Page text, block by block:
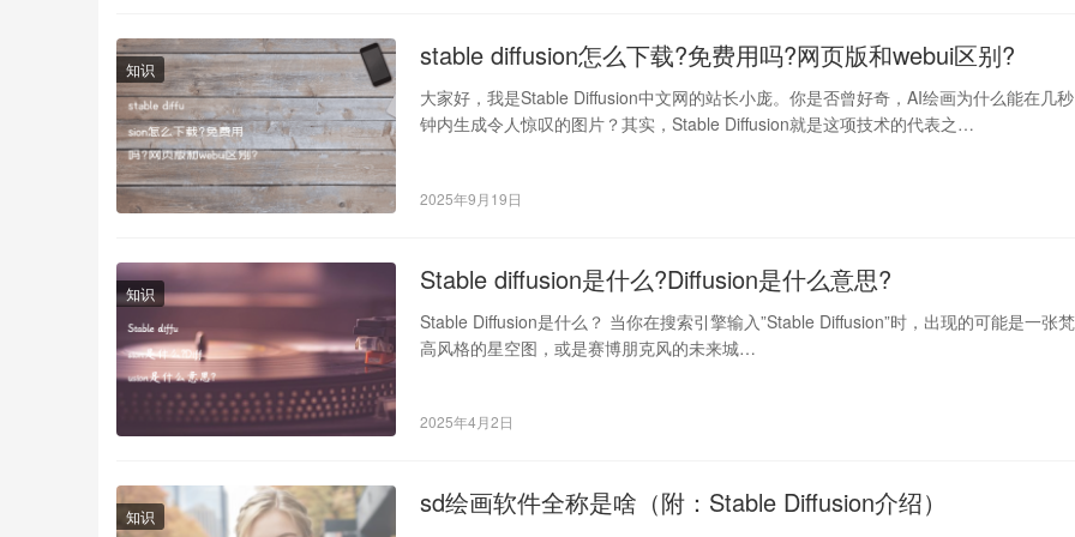
知识 stable diffusion怎么下载?免费用吗?网页版和webui区别?
大家好，我是Stable Diffusion中文网的站长小庞。你是否曾好奇，AI绘画为什么能在几秒
钟内生成令人惊叹的图片？其实，Stable Diffusion就是这项技术的代表之…
2025年9月19日
知识 Stable diffusion是什么?Diffusion是什么意思?
Stable Diffusion是什么？ 当你在搜索引擎输入”Stable Diffusion”时，出现的可能是一张梵
高风格的星空图，或是赛博朋克风的未来城…
2025年4月2日
知识 sd绘画软件全称是啥（附：Stable Diffusion介绍）